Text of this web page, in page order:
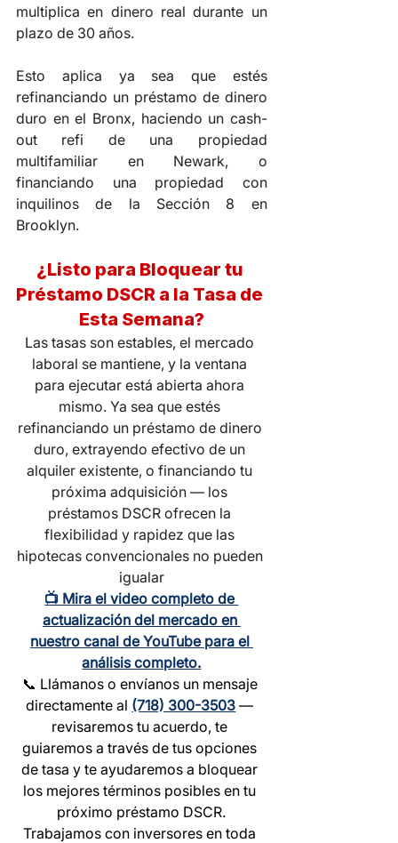
multiplica en dinero real durante un
plazo de 30 años.
Esto aplica ya sea que estés
refinanciando un préstamo de dinero
duro en el Bronx, haciendo un cash-
out refi de una propiedad
multifamiliar en Newark, o
financiando una propiedad con
inquilinos de la Sección 8 en
Brooklyn.
¿Listo para Bloquear tu
Préstamo DSCR a la Tasa de
Esta Semana?
Las tasas son estables, el mercado
laboral se mantiene, y la ventana
para ejecutar está abierta ahora
mismo. Ya sea que estés
refinanciando un préstamo de dinero
duro, extrayendo efectivo de un
alquiler existente, o financiando tu
próxima adquisición — los
préstamos DSCR ofrecen la
flexibilidad y rapidez que las
hipotecas convencionales no pueden
igualar
📺 Mira el video completo de
actualización del mercado en
nuestro canal de YouTube para el
análisis completo.
📞 Llámanos o envíanos un mensaje
directamente al (718) 300-3503 —
revisaremos tu acuerdo, te
guiaremos a través de tus opciones
de tasa y te ayudaremos a bloquear
los mejores términos posibles en tu
próximo préstamo DSCR.
Trabajamos con inversores en toda